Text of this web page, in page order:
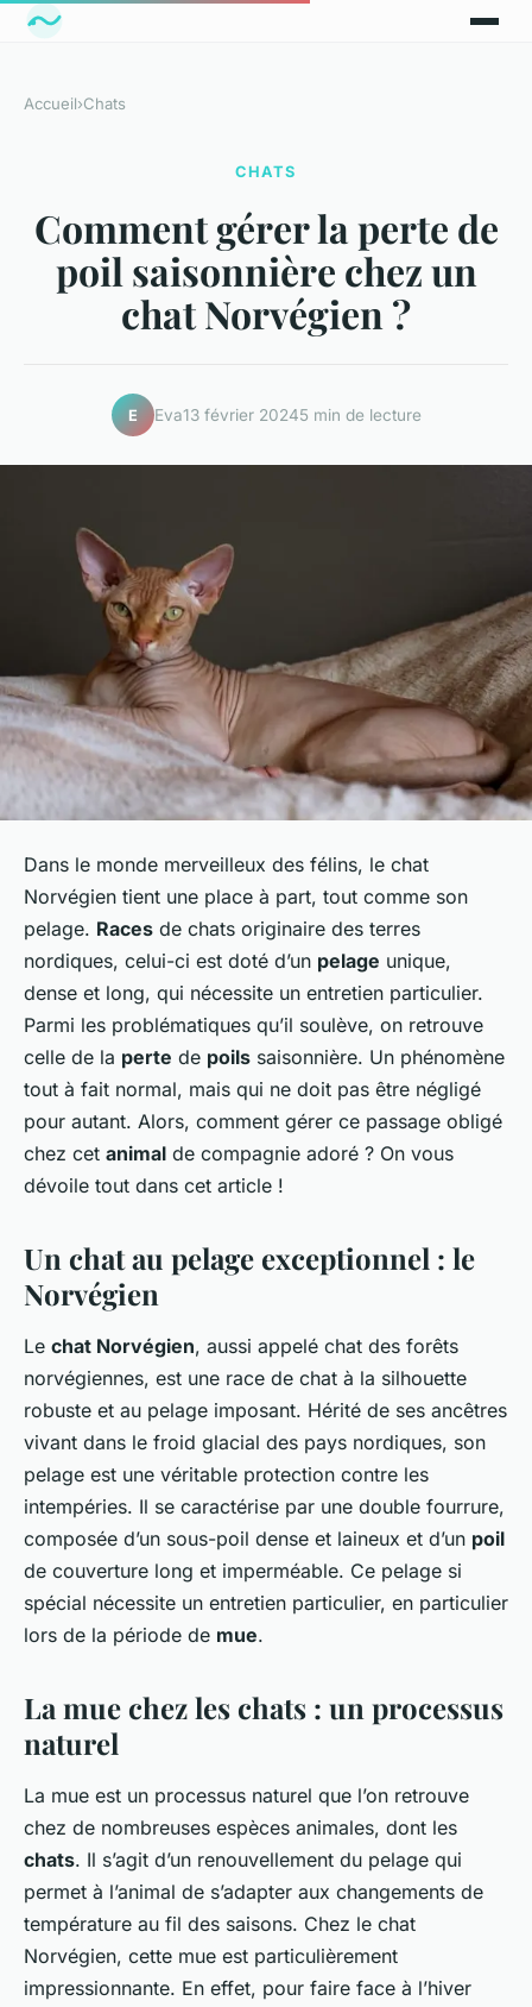
Accueil›Chats
CHATS
Comment gérer la perte de
poil saisonnière chez un
chat Norvégien ?
E Eva13 février 20245 min de lecture
Dans le monde merveilleux des félins, le chat
Norvégien tient une place à part, tout comme son
pelage. Races de chats originaire des terres
nordiques, celui-ci est doté d’un pelage unique,
dense et long, qui nécessite un entretien particulier.
Parmi les problématiques qu’il soulève, on retrouve
celle de la perte de poils saisonnière. Un phénomène
tout à fait normal, mais qui ne doit pas être négligé
pour autant. Alors, comment gérer ce passage obligé
chez cet animal de compagnie adoré ? On vous
dévoile tout dans cet article !
Un chat au pelage exceptionnel : le
Norvégien
Le chat Norvégien, aussi appelé chat des forêts
norvégiennes, est une race de chat à la silhouette
robuste et au pelage imposant. Hérité de ses ancêtres
vivant dans le froid glacial des pays nordiques, son
pelage est une véritable protection contre les
intempéries. Il se caractérise par une double fourrure,
composée d’un sous-poil dense et laineux et d’un poil
de couverture long et imperméable. Ce pelage si
spécial nécessite un entretien particulier, en particulier
lors de la période de mue.
La mue chez les chats : un processus
naturel
La mue est un processus naturel que l’on retrouve
chez de nombreuses espèces animales, dont les
chats. Il s’agit d’un renouvellement du pelage qui
permet à l’animal de s’adapter aux changements de
température au fil des saisons. Chez le chat
Norvégien, cette mue est particulièrement
impressionnante. En effet, pour faire face à l’hiver